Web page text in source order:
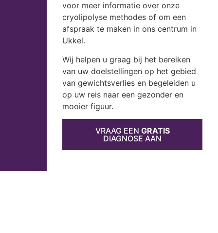
voor meer informatie over onze
cryolipolyse methodes of om een
afspraak te maken in ons centrum in
Ukkel.
Wij helpen u graag bij het bereiken
van uw doelstellingen op het gebied
van gewichtsverlies en begeleiden u
op uw reis naar een gezonder en
mooier figuur.
VRAAG EEN GRATIS
DIAGNOSE AAN